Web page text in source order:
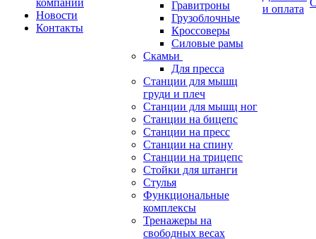
компании
Новости
Контакты
Гравитроны
Грузоблочные
Кроссоверы
Силовые рамы
Скамьи
Для пресса
Станции для мышц
груди и плеч
Станции для мышц ног
Станции на бицепс
Станции на пресс
Станции на спину
Станции на трицепс
Стойки для штанги
Стулья
Функциональные
комплексы
Тренажеры на
свободных весах
и оплата